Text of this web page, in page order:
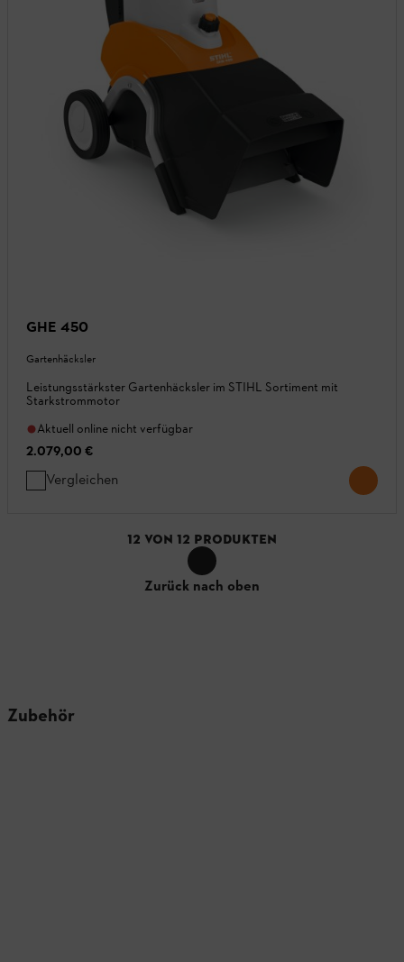
GHE 450
Gartenhäcksler
Leistungsstärkster Gartenhäcksler im STIHL Sortiment mit
Starkstrommotor
Aktuell online nicht verfügbar
2.079,00 €
Vergleichen
12 VON 12 PRODUKTEN
Zurück nach oben
Zubehör